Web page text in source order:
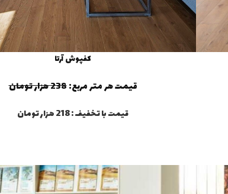
کفپوش آرتا
قیمت هر متر مربع:238 هزار تومان
قیمت با تخفیف : 218 هزار تومان